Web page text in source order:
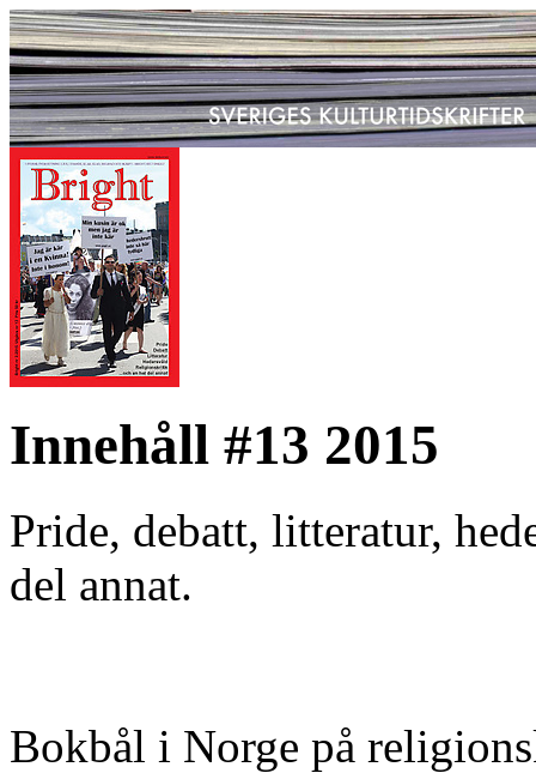
Innehåll #13 2015
Pride, debatt, litteratur,
del annat.
Bokbål i Norge på